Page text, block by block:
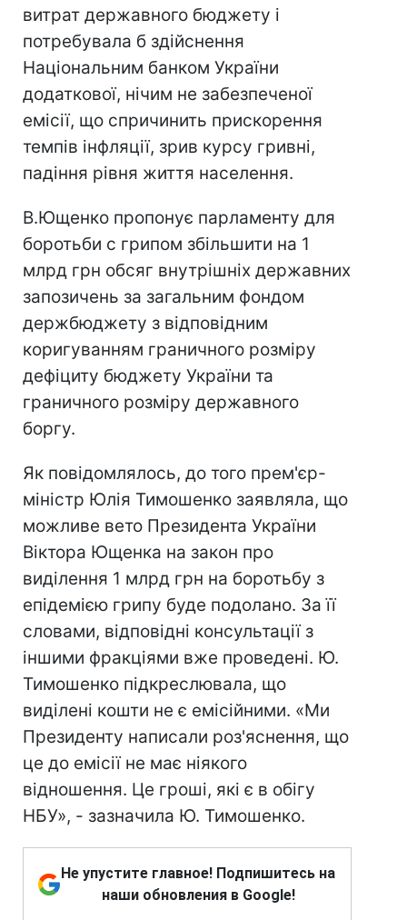
витрат державного бюджету і
потребувала б здійснення
Національним банком України
додаткової, нічим не забезпеченої
емісії, що спричинить прискорення
темпів інфляції, зрив курсу гривні,
падіння рівня життя населення.
В.Ющенко пропонує парламенту для
боротьби с грипом збільшити на 1
млрд грн обсяг внутрішніх державних
запозичень за загальним фондом
держбюджету з відповідним
коригуванням граничного розміру
дефіциту бюджету України та
граничного розміру державного
боргу.
Як повідомлялось, до того прем'єр-
міністр Юлія Тимошенко заявляла, що
можливе вето Президента України
Віктора Ющенка на закон про
виділення 1 млрд грн на боротьбу з
епідемією грипу буде подолано. За її
словами, відповідні консультації з
іншими фракціями вже проведені. Ю.
Тимошенко підкреслювала, що
виділені кошти не є емісійними. «Ми
Президенту написали роз'яснення, що
це до емісії не має ніякого
відношення. Це гроші, які є в обігу
НБУ», - зазначила Ю. Тимошенко.
Не упустите главное! Подпишитесь на
наши обновления в Google!